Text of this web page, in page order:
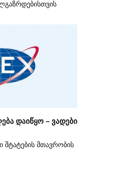
დაიწყო – ვადები
შტატების მთავრობის